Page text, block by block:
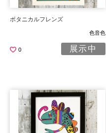
ボタニカルフレンズ
色音色
0 展示中